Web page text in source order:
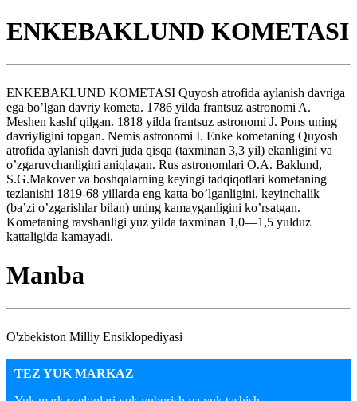
ENKEBAKLUND KOMETASI
ENKEBAKLUND KOMETASI Quyosh atrofida aylanish davriga
ega bo’lgan davriy kometa. 1786 yilda frantsuz astronomi A.
Meshen kashf qilgan. 1818 yilda frantsuz astronomi J. Pons uning
davriyligini topgan. Nemis astronomi I. Enke kometaning Quyosh
atrofida aylanish davri juda qisqa (taxminan 3,3 yil) ekanligini va
o’zgaruvchanligini aniqlagan. Rus astronomlari O.A. Baklund,
S.G.Makover va boshqalarning keyingi tadqiqotlari kometaning
tezlanishi 1819-68 yillarda eng katta bo’lganligini, keyinchalik
(ba’zi o’zgarishlar bilan) uning kamayganligini ko’rsatgan.
Kometaning ravshanligi yuz yilda taxminan 1,0—1,5 yulduz
kattaligida kamayadi.
Manba
O'zbekiston Milliy Ensiklopediyasi
TEZ YUK MARKAZ